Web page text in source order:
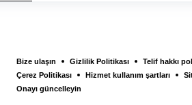
Bize ulaşın Gizlilik Politikası
Telif hakkı
Çerez Politikası
Hizmet kullanım şartları
Onayı güncelleyin